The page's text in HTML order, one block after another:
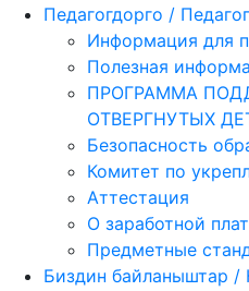
Педагогдорго /
Информация для
Полезная
ПРОГРАММА
ОТВЕРГНУТЫХ
Безопасность
Комитет по
Аттестация
О заработной
Предметные
Биздин байланыштар /